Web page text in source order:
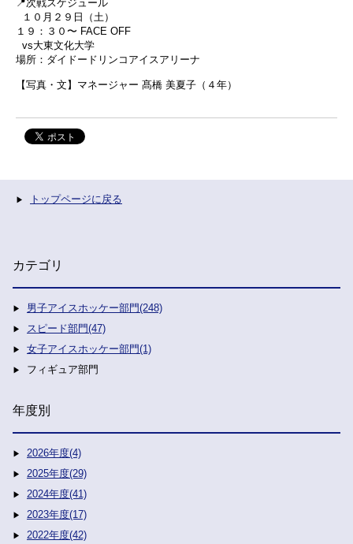
📍次戦スケジュール
１０月２９日（土）
１９：３０〜 FACE OFF
vs大東文化大学
場所：ダイドードリンコアイスアリーナ
【写真・文】マネージャー 髙橋 美夏子（４年）
トップページに戻る
カテゴリ
男子アイスホッケー部門(248)
スピード部門(47)
女子アイスホッケー部門(1)
フィギュア部門
年度別
2026年度(4)
2025年度(29)
2024年度(41)
2023年度(17)
2022年度(42)